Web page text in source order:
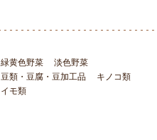
緑黄色野菜
淡色野菜
豆類・豆腐・豆加工品
キノコ類
イモ類